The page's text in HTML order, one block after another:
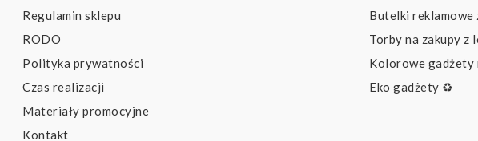
Regulamin sklepu
RODO
Polityka prywatności
Czas realizacji
Materiały promocyjne
Kontakt
Butelki reklamowe
Torby na zakupy z
Kolorowe gadżety
Eko gadżety ♻️